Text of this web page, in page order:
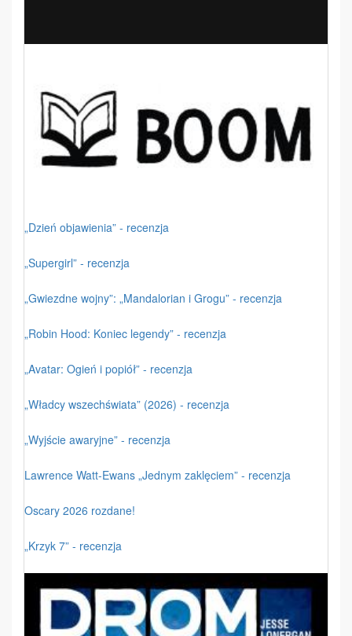
„Dzień objawienia” - recenzja
„Supergirl” - recenzja
„Gwiezdne wojny”: „Mandalorian i Grogu” - recenzja
„Robin Hood: Koniec legendy” - recenzja
„Avatar: Ogień i popiół” - recenzja
„Władcy wszechświata” (2026) - recenzja
„Wyjście awaryjne” - recenzja
Lawrence Watt-Ewans „Jednym zaklęciem” - recenzja
Oscary 2026 rozdane!
„Krzyk 7” - recenzja